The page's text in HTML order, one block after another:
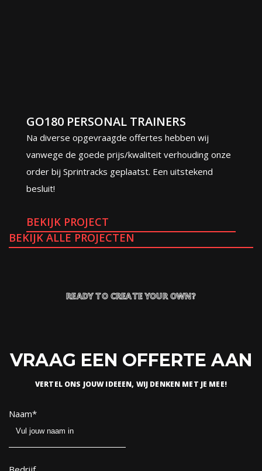
GO180 PERSONAL TRAINERS
Na diverse opgevraagde offertes hebben wij
vanwege de goede prijs/kwaliteit verhouding onze
order bij Sprintracks geplaatst. Een uitstekend
besluit!
BEKIJK PROJECT
BEKIJK ALLE PROJECTEN
READY TO CREATE YOUR OWN?
VRAAG EEN OFFERTE AAN
VERTEL ONS JOUW IDEEEN, WIJ DENKEN MET JE MEE!
Naam*